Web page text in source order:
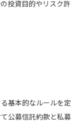
投資目的やリスク許
基本的なルールを定
公募信託約款と私募